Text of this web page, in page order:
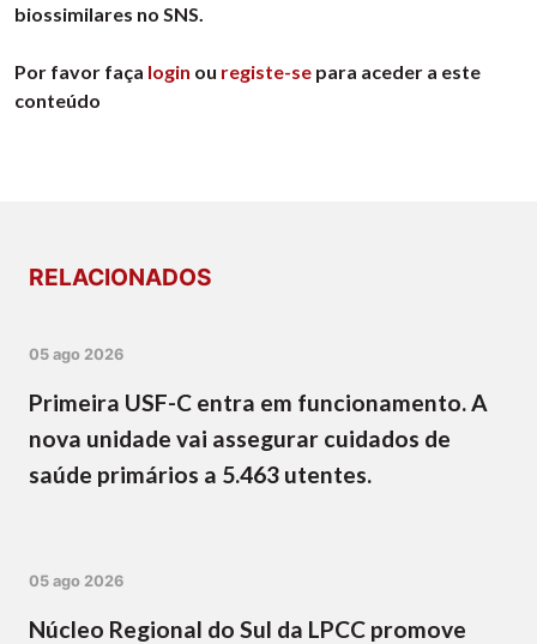
biossimilares no SNS.
Por favor faça login ou registe-se para aceder a este
conteúdo
RELACIONADOS
05 ago 2026
Primeira USF-C entra em funcionamento. A
nova unidade vai assegurar cuidados de
saúde primários a 5.463 utentes.
05 ago 2026
Núcleo Regional do Sul da LPCC promove